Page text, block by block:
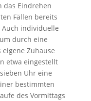
das Eindrehen
Fällen bereits
individuelle
durch eine
Zuhause
etwa eingestellt
Uhr eine
bestimmten
des Vormittags